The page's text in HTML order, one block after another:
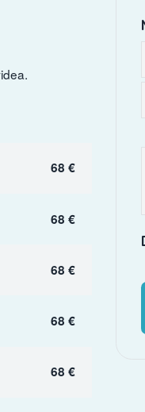
68 €
68 €
68 €
68 €
68 €